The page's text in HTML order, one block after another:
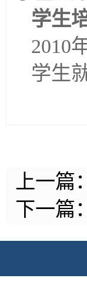
学生
2010
学生
上一篇：
下一篇：